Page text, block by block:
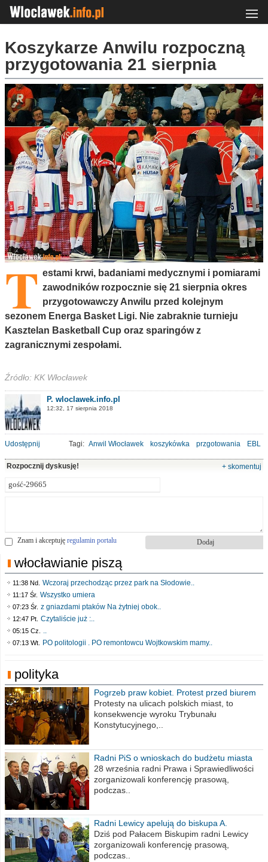
Koszykarze Anwilu rozpoczną
przygotowania 21 sierpnia
T estami krwi, badaniami medycznymi i pomiarami
zawodników rozpocznie się 21 sierpnia okres
przygotowawczy Anwilu przed kolejnym
sezonem Energa Basket Ligi. Nie zabraknie turnieju
Kasztelan Basketball Cup oraz sparingów z
zagranicznymi zespołami.
Źródło: KK Włocławek
P. wloclawek.info.pl
12:32, 17 sierpnia 2018
Udostępnij Tagi: Anwil Włocławek koszykówka przgotowania EBL
Rozpocznij dyskusję! + skomentuj
Znam i akceptuję regulamin portalu
włocławianie piszą
11:38 Nd. Wczoraj przechodząc przez park na Słodowie..
11:17 Śr. Wszystko umiera
07:23 Śr. z gniazdami ptaków Na żytniej obok..
12:47 Pt. Czytaliście już :..
05:15 Cz. ..
07:13 Wt. PO politologii . PO remontowcu Wojtkowskim mamy..
polityka
Pogrzeb praw kobiet. Protest przed biurem
poselskim PiS
Protesty na ulicach polskich miast, to
konsekwencje wyroku Trybunału
Konstytucyjnego,..
Radni PiS o wnioskach do budżetu miasta
na 2021 rok
28 września radni Prawa i Sprawiedliwości
zorganizowali konferencję prasową,
podczas..
Radni Lewicy apelują do biskupa A.
Wiesława Meringa
Dziś pod Pałacem Biskupim radni Lewicy
zorganizowali konferencję prasową,
podczas..